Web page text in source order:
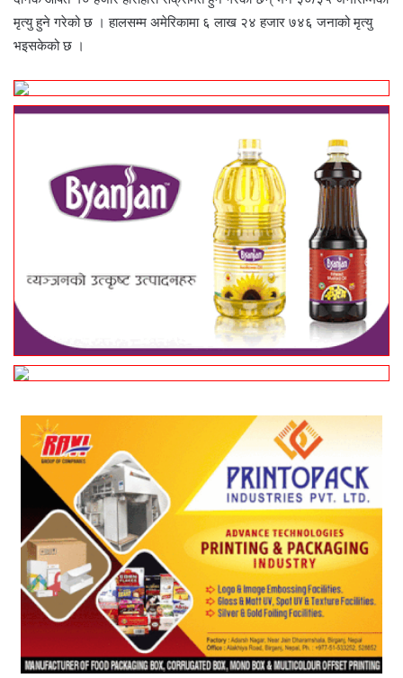
मृत्यु हुने गरेको छ । हालसम्म अमेरिकामा ६ लाख २४ हजार ७४६ जनाको मृत्यु
भइसकेको छ ।